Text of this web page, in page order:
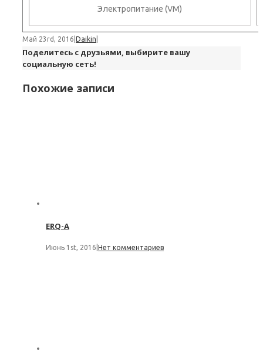
Электропитание (VM)
Май 23rd, 2016 Daikin
Поделитесь с друзьями, выбирите вашу
социальную сеть!
Похожие записи
ERQ-A
Июнь 1st, 2016 Нет комментариев